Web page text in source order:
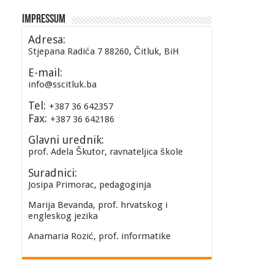
Impressum
Adresa:
Stjepana Radića 7 88260, Čitluk, BiH
E-mail:
info@sscitluk.ba
Tel: +387 36 642357
Fax: +387 36 642186
Glavni urednik:
prof. Adela Škutor, ravnateljica škole
Suradnici:
Josipa Primorac, pedagoginja
Marija Bevanda, prof. hrvatskog i
engleskog jezika
Anamaria Rozić, prof. informatike